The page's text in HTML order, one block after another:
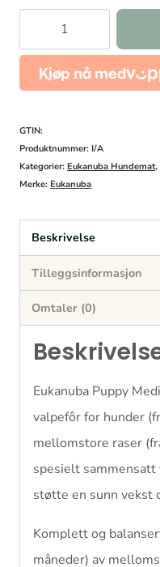
Eukanuba
Puppy
Medium
antall
GTIN:
Produktnummer: I/A
Kategorier: Eukanuba Hundemat,
Merke: Eukanuba
Beskrivelse
Tilleggsinformasjon
Omtaler (0)
Eukanuba Puppy
valpefôr for hunder
mellomstore raser
spesielt
støtte en sunn vekst
Komplett og
måneder) av